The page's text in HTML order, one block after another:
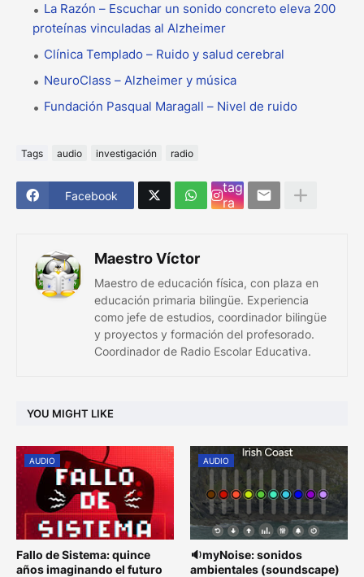
La Razón – Escuchar un sonido concreto eleva 200
proteínas vinculadas al Alzheimer
Clínica Templado – Ruido y salud cerebral
NeuroClass – Alzheimer y música
Fundación Pasqual Maragall – Nivel de ruido
Tags audio investigación radio
Facebook
tag
ra
Maestro Víctor
Maestro de educación física, con plaza en
educación primaria bilingüe. Experiencia
como jefe de estudios, coordinador bilingüe
y proyectos y formación del profesorado.
Coordinador de Radio Escolar Educativa.
YOU MIGHT LIKE
AUDIO
Fallo de Sistema: quince
años imaginando el futuro
AUDIO
🔉myNoise: sonidos
ambientales (soundscape)